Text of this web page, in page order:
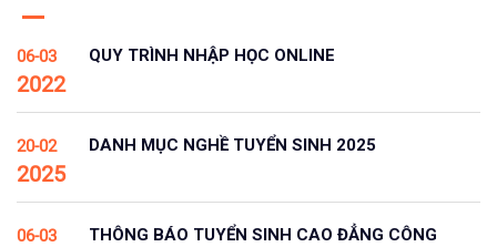
06-03
2022
QUY TRÌNH NHẬP HỌC ONLINE
20-02
2025
DANH MỤC NGHỀ TUYỂN SINH 2025
06-03
THÔNG BÁO TUYỂN SINH CAO ĐẲNG CÔNG